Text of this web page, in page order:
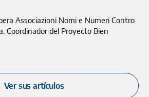
Associazioni Nomi e Numeri Contro
Coordinador del Proyecto Bien
Ver sus artículos